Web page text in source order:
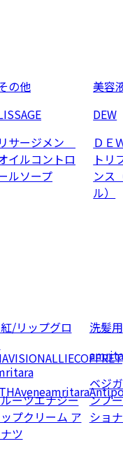
/リップグロ
ーツエナジー
プクリーム ア
ツ
洗髪用
ベジ
ンプ
ショ
の他
リサージメン
イルコントロ
ルソープ
美容
DEW
ＤＥ
トリ
ンス
ル）
ALLIECOFFRET
Aveneamritara